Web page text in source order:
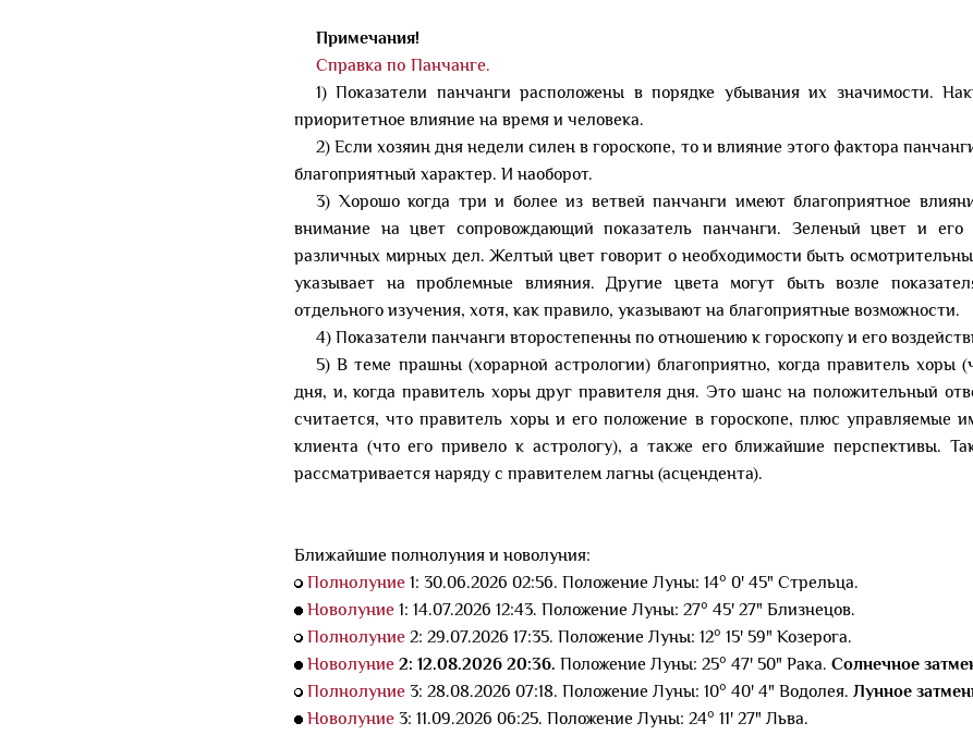
Примечания!
Справка по Панчанге.
1) Показатели панчанги расположены в порядке убывания их значимости.
приоритетное влияние на время и человека.
2) Если хозяин дня недели силен в гороскопе, то и влияние этого фактора
благоприятный характер. И наоборот.
3) Хорошо когда три и более из ветвей панчанги имеют благоприятное
внимание на цвет сопровождающий показатель панчанги. Зеленый цвет и
различных мирных дел. Желтый цвет говорит о необходимости быть
указывает на проблемные влияния. Другие цвета могут быть возле
отдельного изучения, хотя, как правило, указывают на благоприятные возможности.
4) Показатели панчанги второстепенны по отношению к гороскопу и его
5) В теме прашны (хорарной астрологии) благоприятно, когда правитель хоры
дня, и, когда правитель хоры друг правителя дня. Это шанс на положительный
считается, что правитель хоры и его положение в гороскопе, плюс управляемые
клиента (что его привело к астрологу), а также его ближайшие перспективы.
рассматривается наряду с правителем лагны (асцендента).
Ближайшие полнолуния и новолуния:
Полнолуние1: 30.06.2026 02:56. Положение Луны: 14° 0' 45" Стрельца.
Новолуние1: 14.07.2026 12:43. Положение Луны: 27° 45' 27" Близнецов.
Полнолуние2: 29.07.2026 17:35. Положение Луны: 12° 15' 59" Козерога.
Новолуние2: 12.08.2026 20:36. Положение Луны: 25° 47' 50" Рака. Солнечное
Полнолуние3: 28.08.2026 07:18. Положение Луны: 10° 40' 4" Водолея. Лунное
Новолуние3: 11.09.2026 06:25. Положение Луны: 24° 11' 27" Льва.